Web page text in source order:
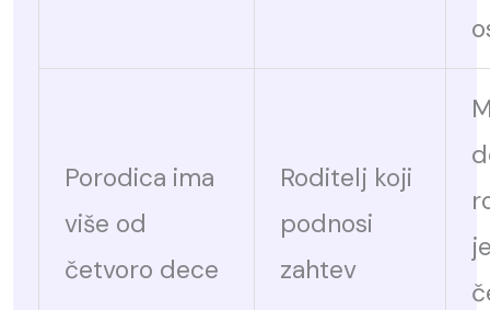
Porodica ima
više od
četvoro dece
Roditelj koji
podnosi
zahtev